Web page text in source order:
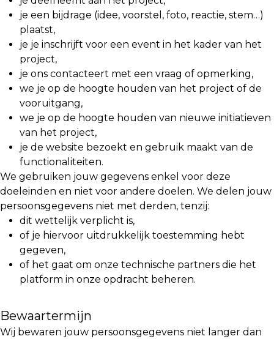
je een bijdrage (idee, voorstel, foto, reactie, stem…)
plaatst,
je je inschrijft voor een event in het kader van het
project,
je ons contacteert met een vraag of opmerking,
we je op de hoogte houden van het project of de
vooruitgang,
we je op de hoogte houden van nieuwe initiatieven
van het project,
je de website bezoekt en gebruik maakt van de
functionaliteiten.
We gebruiken jouw gegevens enkel voor deze
doeleinden en niet voor andere doelen. We delen jouw
persoonsgegevens niet met derden, tenzij:
dit wettelijk verplicht is,
of je hiervoor uitdrukkelijk toestemming hebt
gegeven,
of het gaat om onze technische partners die het
platform in onze opdracht beheren.
Bewaartermijn
Wij bewaren jouw persoonsgegevens niet langer dan